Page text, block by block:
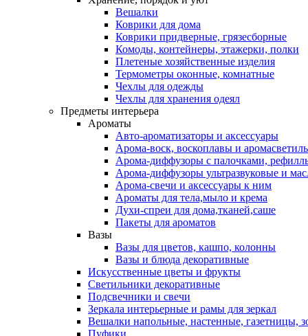
Вешалки
Коврики для дома
Коврики придверные, грязесборные
Комоды, контейнеры, этажерки, полки
Плетеные хозяйственные изделия
Термометры оконные, комнатные
Чехлы для одежды
Чехлы для хранения одеял
Предметы интерьера
Ароматы
Авто-ароматизаторы и аксессуары
Арома-воск, воскоплавы и
Арома-диффузоры с палочками,
Арома-диффузоры ультразвуковые и
Арома-свечи и аксессуары к ним
Ароматы для тела,мыло и крема
Духи-спреи для дома,тканей,саше
Пакеты для ароматов
Вазы
Вазы для цветов, кашпо, колонны
Вазы и блюда декоративные
Искусственные цветы и фрукты
Светильники декоративные
Подсвечники и свечи
Зеркала интерьерные и рамы для зеркал
Вешалки напольные, настенные, газетницы,
Пуфики